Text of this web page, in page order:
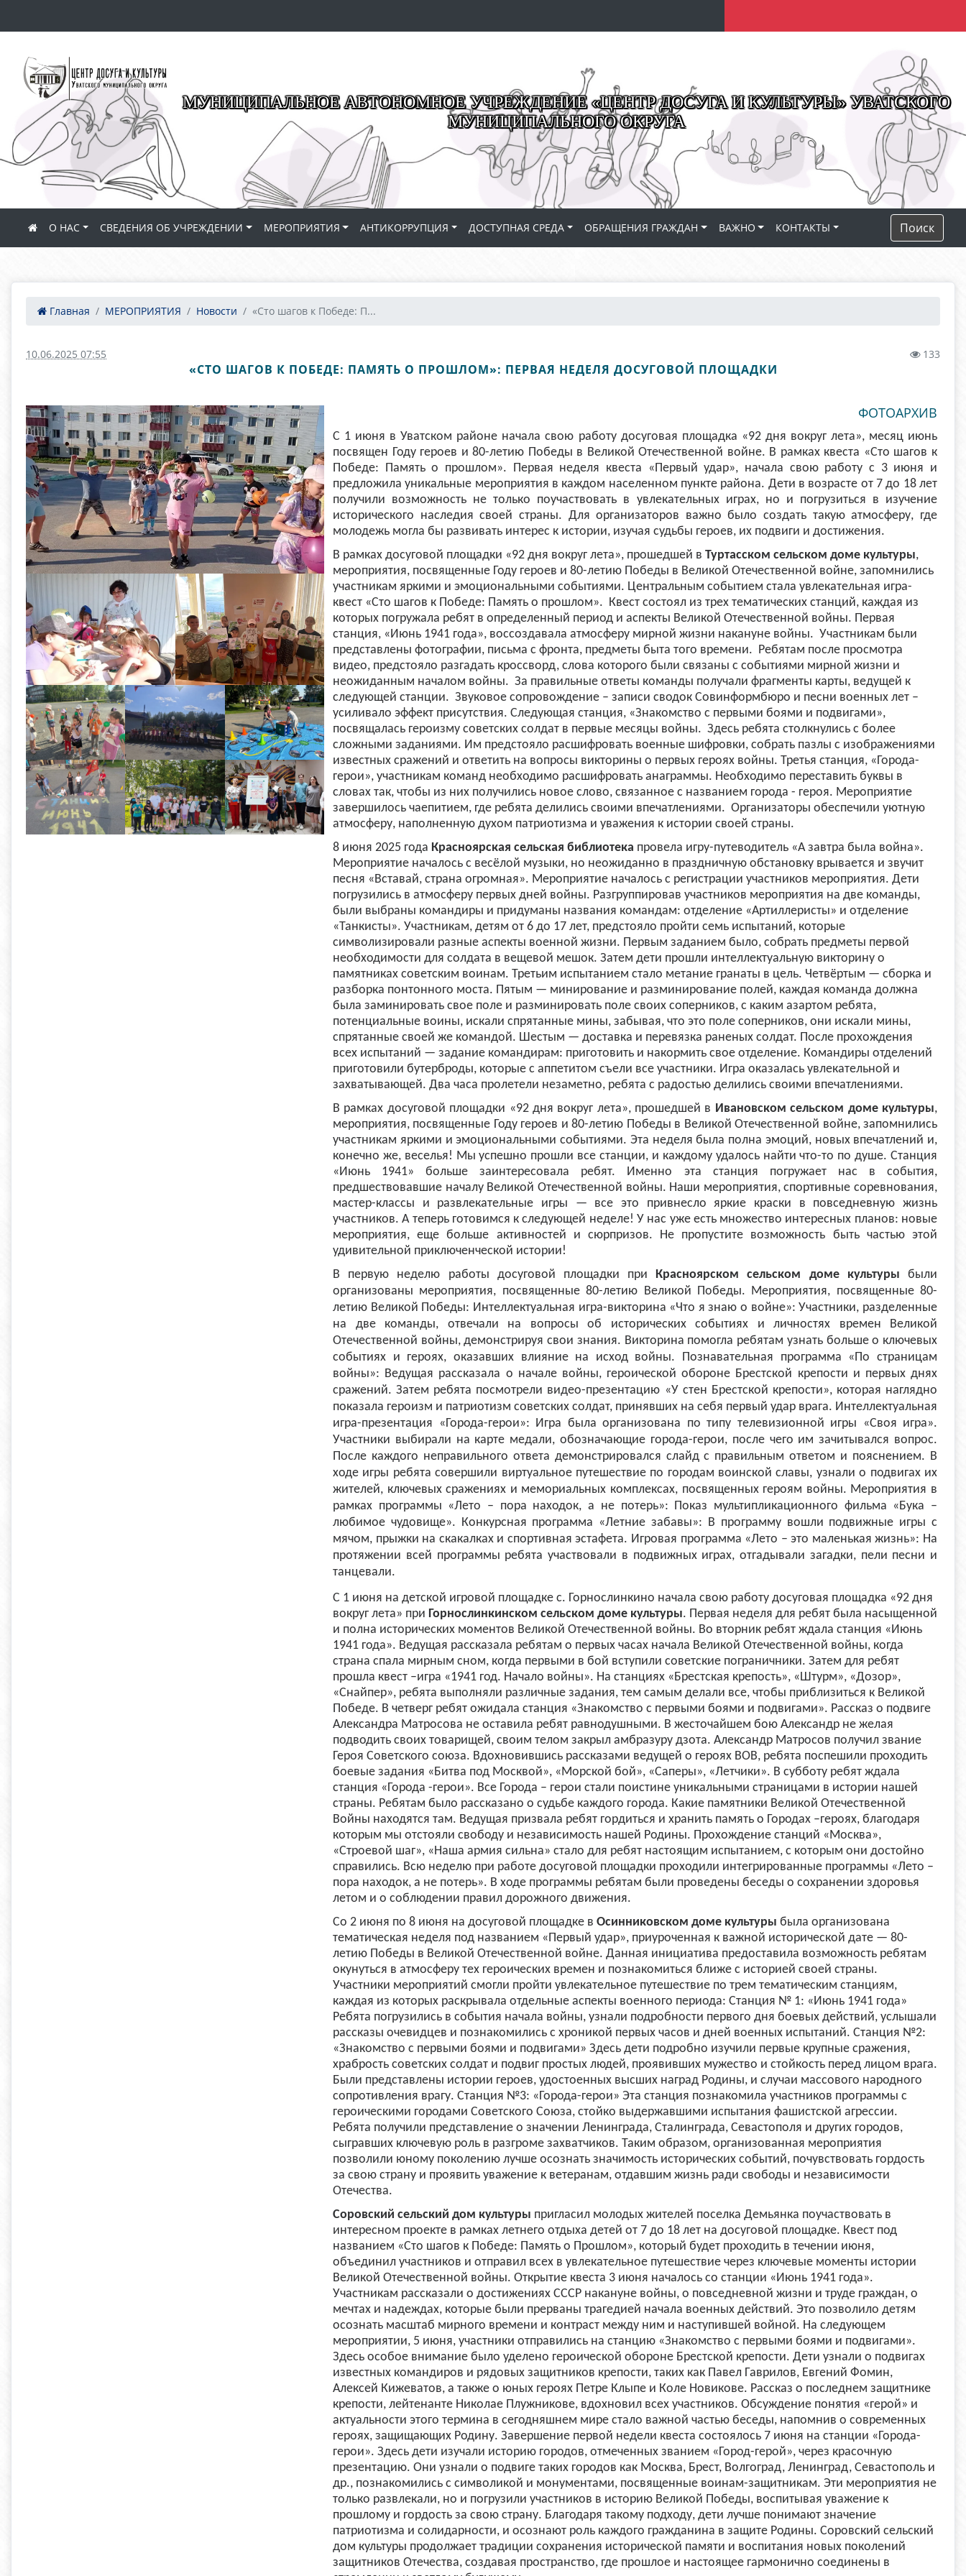
МУНИЦИПАЛЬНОЕ АВТОНОМНОЕ УЧРЕЖДЕНИЕ «ЦЕНТР ДОСУГА И КУЛЬТУРЫ» УВАТСКОГО
МУНИЦИПАЛЬНОГО ОКРУГА
О НАС СВЕДЕНИЯ ОБ УЧРЕЖДЕНИИ МЕРОПРИЯТИЯ АНТИКОРРУПЦИЯ ДОСТУПНАЯ СРЕДА ОБРАЩЕНИЯ ГРАЖДАН ВАЖНО КОНТАКТЫ Поиск
Главная МЕРОПРИЯТИЯ Новости «Сто шагов к Победе: П...
10.06.2025 07:55 133
«СТО ШАГОВ К ПОБЕДЕ: ПАМЯТЬ О ПРОШЛОМ»: ПЕРВАЯ НЕДЕЛЯ ДОСУГОВОЙ ПЛОЩАДКИ
ФОТОАРХИВ
С 1 июня в Уватском районе начала свою работу досуговая площадка «92 дня вокруг лета», месяц июнь
посвящен Году героев и 80-летию Победы в Великой Отечественной войне. В рамках квеста «Сто шагов к
Победе: Память о прошлом». Первая неделя квеста «Первый удар», начала свою работу с 3 июня и
предложила уникальные мероприятия в каждом населенном пункте района. Дети в возрасте от 7 до 18 лет
получили возможность не только поучаствовать в увлекательных играх, но и погрузиться в изучение
исторического наследия своей страны. Для организаторов важно было создать такую атмосферу, где
молодежь могла бы развивать интерес к истории, изучая судьбы героев, их подвиги и достижения.
В рамках досуговой площадки «92 дня вокруг лета», прошедшей в Туртасском сельском доме культуры,
мероприятия, посвященные Году героев и 80-летию Победы в Великой Отечественной войне, запомнились
участникам яркими и эмоциональными событиями. Центральным событием стала увлекательная игра-
квест «Сто шагов к Победе: Память о прошлом». Квест состоял из трех тематических станций, каждая из
которых погружала ребят в определенный период и аспекты Великой Отечественной войны. Первая
станция, «Июнь 1941 года», воссоздавала атмосферу мирной жизни накануне войны. Участникам были
представлены фотографии, письма с фронта, предметы быта того времени. Ребятам после просмотра
видео, предстояло разгадать кроссворд, слова которого были связаны с событиями мирной жизни и
неожиданным началом войны. За правильные ответы команды получали фрагменты карты, ведущей к
следующей станции. Звуковое сопровождение – записи сводок Совинформбюро и песни военных лет –
усиливало эффект присутствия. Следующая станция, «Знакомство с первыми боями и подвигами»,
посвящалась героизму советских солдат в первые месяцы войны. Здесь ребята столкнулись с более
сложными заданиями. Им предстояло расшифровать военные шифровки, собрать пазлы с изображениями
известных сражений и ответить на вопросы викторины о первых героях войны. Третья станция, «Города-
герои», участникам команд необходимо расшифровать анаграммы. Необходимо переставить буквы в
словах так, чтобы из них получились новое слово, связанное с названием города - героя. Мероприятие
завершилось чаепитием, где ребята делились своими впечатлениями. Организаторы обеспечили уютную
атмосферу, наполненную духом патриотизма и уважения к истории своей страны.
8 июня 2025 года Красноярская сельская библиотека провела игру-путеводитель «А завтра была война».
Мероприятие началось с весёлой музыки, но неожиданно в праздничную обстановку врывается и звучит
песня «Вставай, страна огромная». Мероприятие началось с регистрации участников мероприятия. Дети
погрузились в атмосферу первых дней войны. Разгруппировав участников мероприятия на две команды,
были выбраны командиры и придуманы названия командам: отделение «Артиллеристы» и отделение
«Танкисты». Участникам, детям от 6 до 17 лет, предстояло пройти семь испытаний, которые
символизировали разные аспекты военной жизни. Первым заданием было, собрать предметы первой
необходимости для солдата в вещевой мешок. Затем дети прошли интеллектуальную викторину о
памятниках советским воинам. Третьим испытанием стало метание гранаты в цель. Четвёртым — сборка и
разборка понтонного моста. Пятым — минирование и разминирование полей, каждая команда должна
была заминировать свое поле и разминировать поле своих соперников, с каким азартом ребята,
потенциальные воины, искали спрятанные мины, забывая, что это поле соперников, они искали мины,
спрятанные своей же командой. Шестым — доставка и перевязка раненых солдат. После прохождения
всех испытаний — задание командирам: приготовить и накормить свое отделение. Командиры отделений
приготовили бутерброды, которые с аппетитом съели все участники. Игра оказалась увлекательной и
захватывающей. Два часа пролетели незаметно, ребята с радостью делились своими впечатлениями.
В рамках досуговой площадки «92 дня вокруг лета», прошедшей в Ивановском сельском доме культуры,
мероприятия, посвященные Году героев и 80-летию Победы в Великой Отечественной войне, запомнились
участникам яркими и эмоциональными событиями. Эта неделя была полна эмоций, новых впечатлений и,
конечно же, веселья! Мы успешно прошли все станции, и каждому удалось найти что-то по душе. Станция
«Июнь 1941» больше заинтересовала ребят. Именно эта станция погружает нас в события,
предшествовавшие началу Великой Отечественной войны. Наши мероприятия, спортивные соревнования,
мастер-классы и развлекательные игры — все это привнесло яркие краски в повседневную жизнь
участников.А теперь готовимся к следующей неделе! У нас уже есть множество интересных планов: новые
мероприятия, еще больше активностей и сюрпризов. Не пропустите возможность быть частью этой
удивительной приключенческой истории!
В первую неделю работы досуговой площадки при Красноярском сельском доме культуры были
организованы мероприятия, посвященные 80-летию Великой Победы. Мероприятия, посвященные 80-
летию Великой Победы: Интеллектуальная игра-викторина «Что я знаю о войне»: Участники, разделенные
на две команды, отвечали на вопросы об исторических событиях и личностях времен Великой
Отечественной войны, демонстрируя свои знания. Викторина помогла ребятам узнать больше о ключевых
событиях и героях, оказавших влияние на исход войны. Познавательная программа «По страницам
войны»: Ведущая рассказала о начале войны, героической обороне Брестской крепости и первых днях
сражений. Затем ребята посмотрели видео-презентацию «У стен Брестской крепости», которая наглядно
показала героизм и патриотизм советских солдат, принявших на себя первый удар врага. Интеллектуальная
игра-презентация «Города-герои»: Игра была организована по типу телевизионной игры «Своя игра».
Участники выбирали на карте медали, обозначающие города-герои, после чего им зачитывался вопрос.
После каждого неправильного ответа демонстрировался слайд с правильным ответом и пояснением. В
ходе игры ребята совершили виртуальное путешествие по городам воинской славы, узнали о подвигах их
жителей, ключевых сражениях и мемориальных комплексах, посвященных героям войны. Мероприятия в
рамках программы «Лето – пора находок, а не потерь»: Показ мультипликационного фильма «Бука –
любимое чудовище». Конкурсная программа «Летние забавы»: В программу вошли подвижные игры с
мячом, прыжки на скакалках и спортивная эстафета. Игровая программа «Лето – это маленькая жизнь»: На
протяжении всей программы ребята участвовали в подвижных играх, отгадывали загадки, пели песни и
танцевали.
С 1 июня на детской игровой площадке с. Горнослинкино начала свою работу досуговая площадка «92 дня
вокруг лета» при Горнослинкинском сельском доме культуры. Первая неделя для ребят была насыщенной
и полна исторических моментов Великой Отечественной войны. Во вторник ребят ждала станция «Июнь
1941 года». Ведущая рассказала ребятам о первых часах начала Великой Отечественной войны, когда
страна спала мирным сном, когда первыми в бой вступили советские пограничники. Затем для ребят
прошла квест –игра «1941 год. Начало войны». На станциях «Брестская крепость», «Штурм», «Дозор»,
«Снайпер», ребята выполняли различные задания, тем самым делали все, чтобы приблизиться к Великой
Победе. В четверг ребят ожидала станция «Знакомство с первыми боями и подвигами». Рассказ о подвиге
Александра Матросова не оставила ребят равнодушными. В жесточайшем бою Александр не желая
подводить своих товарищей, своим телом закрыл амбразуру дзота. Александр Матросов получил звание
Героя Советского союза. Вдохновившись рассказами ведущей о героях ВОВ, ребята поспешили проходить
боевые задания «Битва под Москвой», «Морской бой», «Саперы», «Летчики». В субботу ребят ждала
станция «Города -герои». Все Города – герои стали поистине уникальными страницами в истории нашей
страны. Ребятам было рассказано о судьбе каждого города. Какие памятники Великой Отечественной
Войны находятся там. Ведущая призвала ребят гордиться и хранить память о Городах –героях, благодаря
которым мы отстояли свободу и независимость нашей Родины. Прохождение станций «Москва»,
«Строевой шаг», «Наша армия сильна» стало для ребят настоящим испытанием, с которым они достойно
справились. Всю неделю при работе досуговой площадки проходили интегрированные программы «Лето –
пора находок, а не потерь». В ходе программы ребятам были проведены беседы о сохранении здоровья
летом и о соблюдении правил дорожного движения.
Со 2 июня по 8 июня на досуговой площадке в Осинниковском доме культуры была организована
тематическая неделя под названием «Первый удар», приуроченная к важной исторической дате — 80-
летию Победы в Великой Отечественной войне. Данная инициатива предоставила возможность ребятам
окунуться в атмосферу тех героических времен и познакомиться ближе с историей своей страны.
Участники мероприятий смогли пройти увлекательное путешествие по трем тематическим станциям,
каждая из которых раскрывала отдельные аспекты военного периода: Станция № 1: «Июнь 1941 года»
Ребята погрузились в события начала войны, узнали подробности первого дня боевых действий, услышали
рассказы очевидцев и познакомились с хроникой первых часов и дней военных испытаний. Станция №2:
«Знакомство с первыми боями и подвигами» Здесь дети подробно изучили первые крупные сражения,
храбрость советских солдат и подвиг простых людей, проявивших мужество и стойкость перед лицом врага.
Были представлены истории героев, удостоенных высших наград Родины, и случаи массового народного
сопротивления врагу. Станция №3: «Города-герои» Эта станция познакомила участников программы с
героическими городами Советского Союза, стойко выдержавшими испытания фашистской агрессии.
Ребята получили представление о значении Ленинграда, Сталинграда, Севастополя и других городов,
сыгравших ключевую роль в разгроме захватчиков. Таким образом, организованная мероприятия
позволили юному поколению лучше осознать значимость исторических событий, почувствовать гордость
за свою страну и проявить уважение к ветеранам, отдавшим жизнь ради свободы и независимости
Отечества.
Соровский сельский дом культуры пригласил молодых жителей поселка Демьянка поучаствовать в
интересном проекте в рамках летнего отдыха детей от 7 до 18 лет на досуговой площадке. Квест под
названием «Сто шагов к Победе: Память о Прошлом», который будет проходить в течении июня,
объединил участников и отправил всех в увлекательное путешествие через ключевые моменты истории
Великой Отечественной войны. Открытие квеста 3 июня началось со станции «Июнь 1941 года».
Участникам рассказали о достижениях СССР накануне войны, о повседневной жизни и труде граждан, о
мечтах и надеждах, которые были прерваны трагедией начала военных действий. Это позволило детям
осознать масштаб мирного времени и контраст между ним и наступившей войной. На следующем
мероприятии, 5 июня, участники отправились на станцию «Знакомство с первыми боями и подвигами».
Здесь особое внимание было уделено героической обороне Брестской крепости. Дети узнали о подвигах
известных командиров и рядовых защитников крепости, таких как Павел Гаврилов, Евгений Фомин,
Алексей Кижеватов, а также о юных героях Петре Клыпе и Коле Новикове. Рассказ о последнем защитнике
крепости, лейтенанте Николае Плужникове, вдохновил всех участников. Обсуждение понятия «герой» и
актуальности этого термина в сегодняшнем мире стало важной частью беседы, напомнив о современных
героях, защищающих Родину. Завершение первой недели квеста состоялось 7 июня на станции «Города-
герои». Здесь дети изучали историю городов, отмеченных званием «Город-герой», через красочную
презентацию. Они узнали о подвиге таких городов как Москва, Брест, Волгоград, Ленинград, Севастополь и
др., познакомились с символикой и монументами, посвященные воинам-защитникам. Эти мероприятия не
только развлекали, но и погрузили участников в историю Великой Победы, воспитывая уважение к
прошлому и гордость за свою страну. Благодаря такому подходу, дети лучше понимают значение
патриотизма и солидарности, и осознают роль каждого гражданина в защите Родины. Соровский сельский
дом культуры продолжает традиции сохранения исторической памяти и воспитания новых поколений
защитников Отечества, создавая пространство, где прошлое и настоящее гармонично соединены в